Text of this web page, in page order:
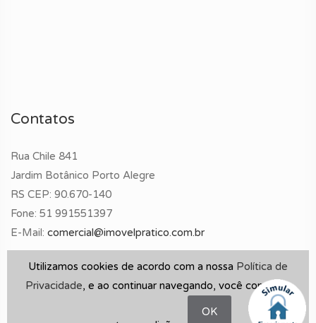
Contatos
Rua Chile 841
Jardim Botânico Porto Alegre
RS CEP: 90.670-140
Fone: 51 991551397
E-Mail: comercial@imovelpratico.com.br
Utilizamos cookies de acordo com a nossa Política de
Privacidade, e ao continuar navegando, você concorda
OK